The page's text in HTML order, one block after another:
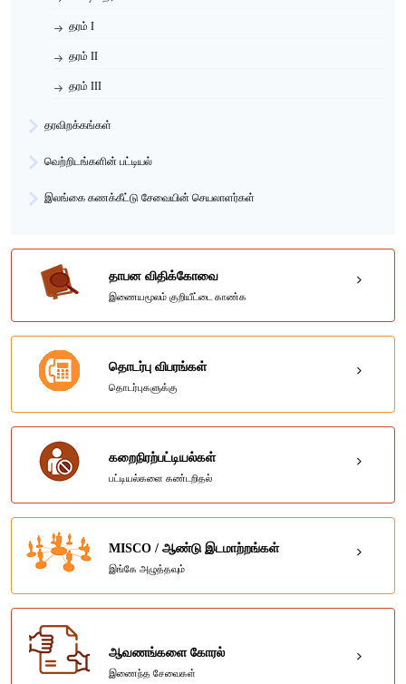
தரம் I
தரம் II
தரம் III
தரவிறக்கங்கள்
வெற்றிடங்களின் பட்டியல்
இலங்கை கணக்கீட்டு சேவையின் செயலாளர்கள்
தாபன விதிக்கோவை
இணையமூலம் குறியீட்டை காண்க
தொடர்பு விபரங்கள்
தொடர்புகளுக்கு
கறைநிரற்பட்டியல்கள்
பட்டியல்களை கண்டறிதல்
MISCO / ஆண்டு இடமாற்றங்கள்
இங்கே அழுத்தவும்
ஆவணங்களை கோரல்
இணைந்த சேவைகள்